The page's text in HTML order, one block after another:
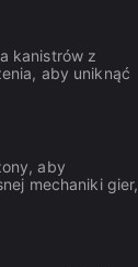
kanistrów z
aby uniknąć
aby
mechaniki gier,